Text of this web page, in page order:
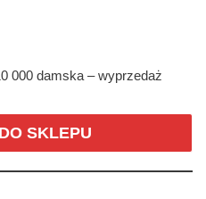
000 damska – wyprzedaż
SKLEPU